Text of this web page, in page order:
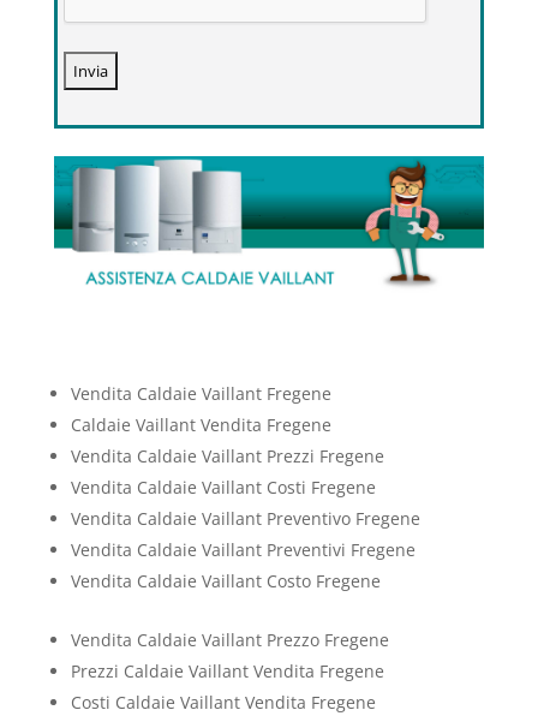
Vendita Caldaie Vaillant Fregene
Caldaie Vaillant Vendita Fregene
Vendita Caldaie Vaillant Prezzi Fregene
Vendita Caldaie Vaillant Costi Fregene
Vendita Caldaie Vaillant Preventivo Fregene
Vendita Caldaie Vaillant Preventivi Fregene
Vendita Caldaie Vaillant Costo Fregene
Vendita Caldaie Vaillant Prezzo Fregene
Prezzi Caldaie Vaillant Vendita Fregene
Costi Caldaie Vaillant Vendita Fregene